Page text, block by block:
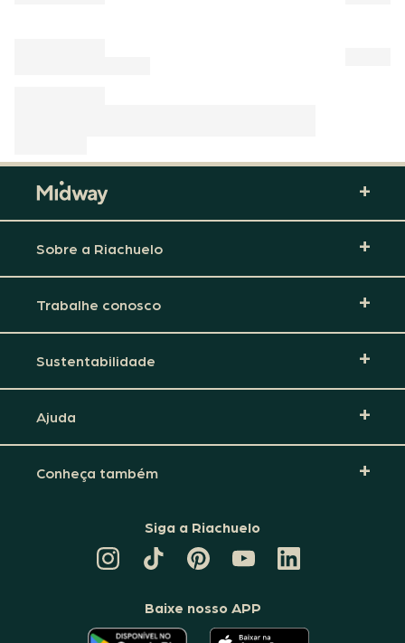
Sobre a Riachuelo
Trabalhe conosco
Sustentabilidade
Ajuda
Conheça também
Siga a Riachuelo
TIKTOK
DA
PINTEREST
DA
CANAL
DA
RIACHUELO
LINKEDIN
DA
Baixe nosso APP
O O